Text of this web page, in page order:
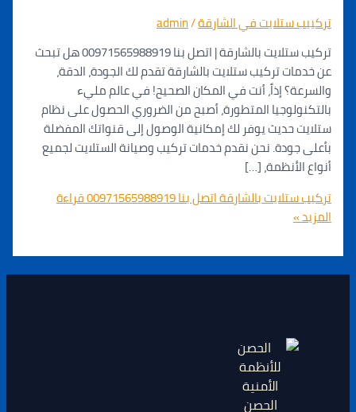
ستلايت في الشارقة/
admin
تركيب ستلايت بالشارقة | اتصل بنا 00971565988919 هل تبحث
تركيب ستلايت بالشارقة تقدم لك الجودة، الدقة،
إذاً، أنت في المكان الصحيح! في عالم مليء
المتطورة، أصبح من الضروري الحصول على نظام
حديث يوفر لك إمكانية الوصول إلى قنواتك المفضلة
نحن نقدم خدمات تركيب وصيانة الستلايت لجميع
[…]
بالشارقة اتصل بنا 00971565988919
قراءة